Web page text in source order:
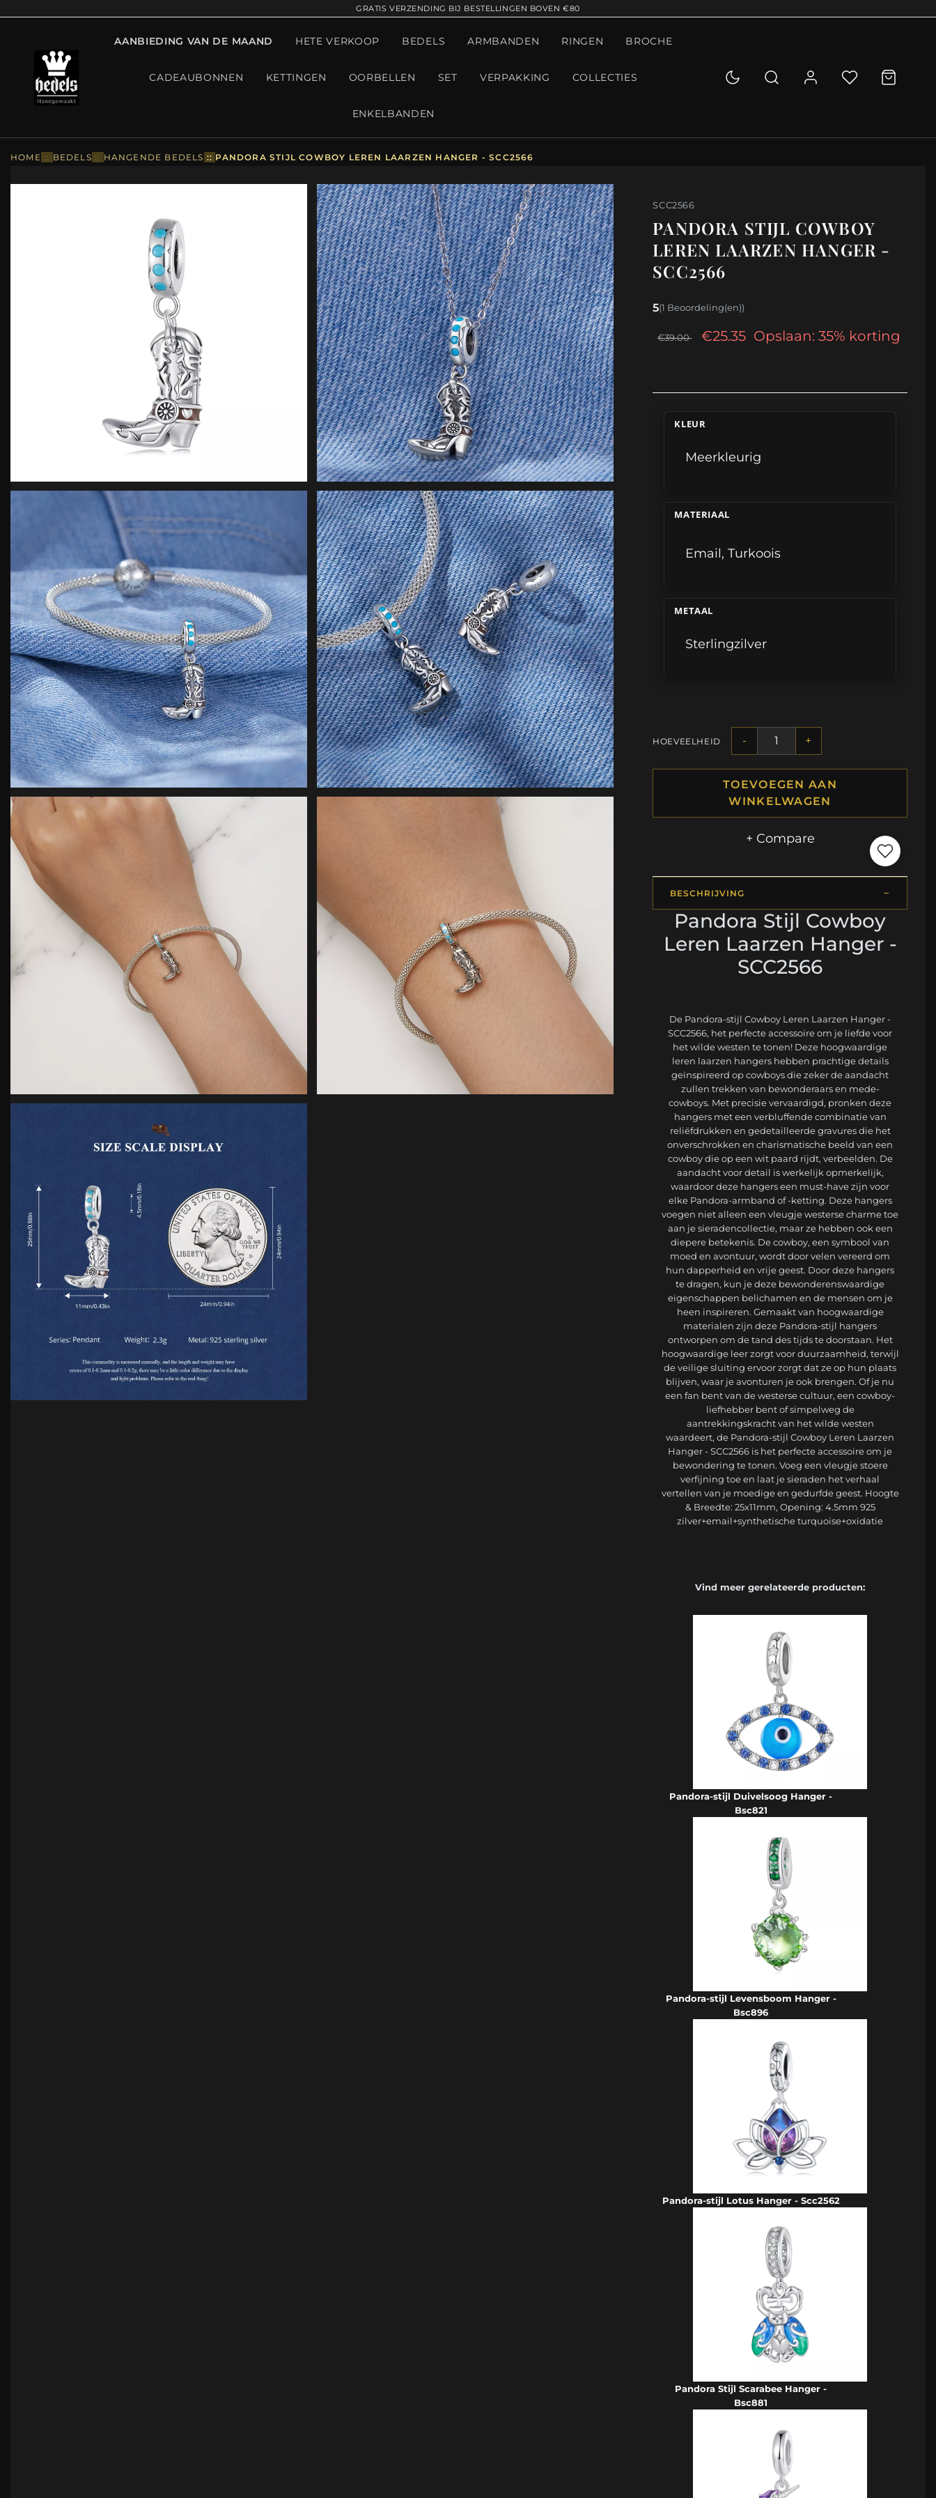
GRATIS VERZENDING BIJ BESTELLINGEN BOVEN €80
AANBIEDING VAN DE MAAND HETE VERKOOP BEDELS ARMBANDEN RINGEN BROCHE
CADEAUBONNEN KETTINGEN OORBELLEN SET VERPAKKING COLLECTIES
ENKELBANDEN
HOME :: BEDELS :: HANGENDE BEDELS :: PANDORA STIJL COWBOY LEREN LAARZEN HANGER - SCC2566
SCC2566
PANDORA STIJL COWBOY
LEREN LAARZEN HANGER -
SCC2566
5(1 Beoordeling(en))
€39.00 €25.35 Opslaan: 35% korting
KLEUR
Meerkleurig
MATERIAAL
Email,Turkoois
METAAL
Sterlingzilver
HOEVEELHEID - +
TOEVOEGEN AAN
WINKELWAGEN
+ Compare
BESCHRIJVING
Pandora Stijl Cowboy
Leren Laarzen Hanger -
SCC2566
De Pandora-stijl Cowboy Leren Laarzen Hanger -
SCC2566, het perfecte accessoire om je liefde voor
het wilde westen te tonen! Deze hoogwaardige
leren laarzen hangers hebben prachtige details
geïnspireerd op cowboys die zeker de aandacht
zullen trekken van bewonderaars en mede-
cowboys. Met precisie vervaardigd, pronken deze
hangers met een verbluffende combinatie van
reliëfdrukken en gedetailleerde gravures die het
onverschrokken en charismatische beeld van een
cowboy die op een wit paard rijdt, verbeelden. De
aandacht voor detail is werkelijk opmerkelijk,
waardoor deze hangers een must-have zijn voor
elke Pandora-armband of -ketting. Deze hangers
voegen niet alleen een vleugje westerse charme toe
aan je sieradencollectie, maar ze hebben ook een
diepere betekenis. De cowboy, een symbool van
moed en avontuur, wordt door velen vereerd om
hun dapperheid en vrije geest. Door deze hangers
te dragen, kun je deze bewonderenswaardige
eigenschappen belichamen en de mensen om je
heen inspireren. Gemaakt van hoogwaardige
materialen zijn deze Pandora-stijl hangers
ontworpen om de tand des tijds te doorstaan. Het
hoogwaardige leer zorgt voor duurzaamheid, terwijl
de veilige sluiting ervoor zorgt dat ze op hun plaats
blijven, waar je avonturen je ook brengen. Of je nu
een fan bent van de westerse cultuur, een cowboy-
liefhebber bent of simpelweg de
aantrekkingskracht van het wilde westen
waardeert, de Pandora-stijl Cowboy Leren Laarzen
Hanger - SCC2566 is het perfecte accessoire om je
bewondering te tonen. Voeg een vleugje stoere
verfijning toe en laat je sieraden het verhaal
vertellen van je moedige en gedurfde geest. Hoogte
& Breedte: 25x11mm, Opening: 4.5mm 925
zilver+email+synthetische turquoise+oxidatie
Vind meer gerelateerde producten:
Pandora-stijl Duivelsoog Hanger -
Bsc821
Pandora-stijl Levensboom Hanger -
Bsc896
Pandora-stijl Lotus Hanger - Scc2562
Pandora Stijl Scarabee Hanger -
Bsc881